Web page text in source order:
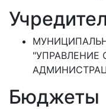
"УПРАВЛЕНИЕ
Бюджеты